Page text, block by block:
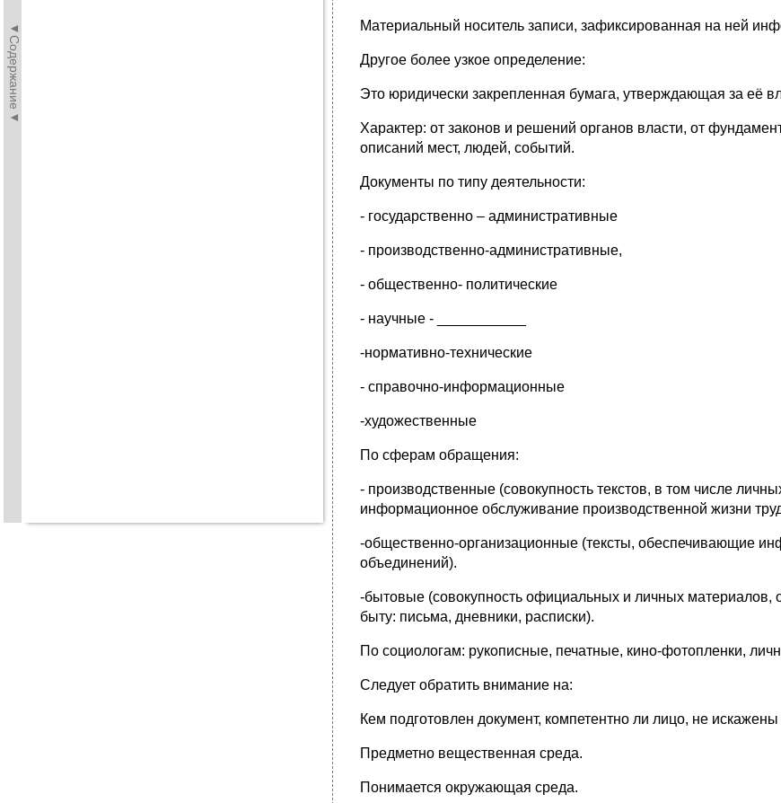
◄Содержание◄ Материальный носитель записи, зафиксированная на ней
Другое более узкое определение:
Это юридически закрепленная бумага, утверждающая за её
Характер: от законов и решений органов власти, от
описаний мест, людей, событий.
Документы по типу деятельности:
- государственно – административные
- производственно-административные,
- общественно- политические
- научные - ___________
-нормативно-технические
- справочно-информационные
-художественные
По сферам обращения:
- производственные (совокупность текстов, в том числе
информационное обслуживание производственной жизни
-общественно-организационные (тексты, обеспечивающие
объединений).
-бытовые (совокупность официальных и личных
быту: письма, дневники, расписки).
По социологам: рукописные, печатные, кино-фотопленки,
Следует обратить внимание на:
Кем подготовлен документ, компетентно ли лицо, не
Предметно вещественная среда.
Понимается окружающая среда.